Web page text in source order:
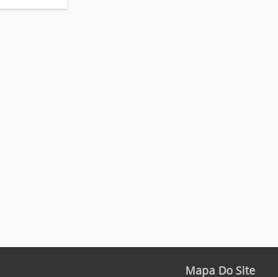
Mapa Do Site